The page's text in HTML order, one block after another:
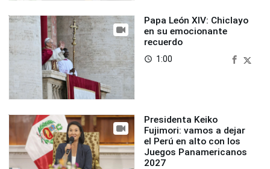
Papa León XIV: Chiclayo
en su emocionante
recuerdo
access_time 1:00
Presidenta Keiko
Fujimori: vamos a dejar
el Perú en alto con los
Juegos Panamericanos
2027